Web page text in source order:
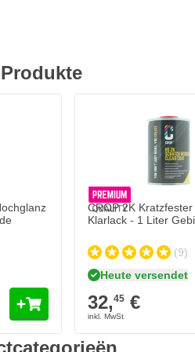
CROP 2K
Klarlack - 1 Liter
(9)
Heute versendet
32,45€